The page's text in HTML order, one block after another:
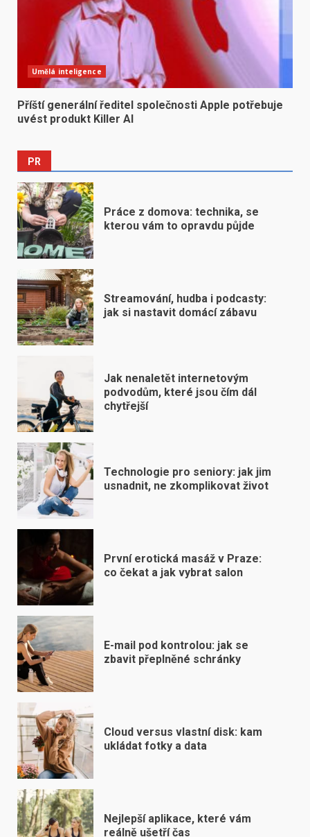
Umělá inteligence
Příští generální ředitel společnosti Apple potřebuje
uvést produkt Killer AI
PR
Práce z domova: technika, se
kterou vám to opravdu půjde
Streamování, hudba i podcasty:
jak si nastavit domácí zábavu
Jak nenaletět internetovým
podvodům, které jsou čím dál
chytřejší
Technologie pro seniory: jak jim
usnadnit, ne zkomplikovat život
První erotická masáž v Praze:
co čekat a jak vybrat salon
E-mail pod kontrolou: jak se
zbavit přeplněné schránky
Cloud versus vlastní disk: kam
ukládat fotky a data
Nejlepší aplikace, které vám
reálně ušetří čas